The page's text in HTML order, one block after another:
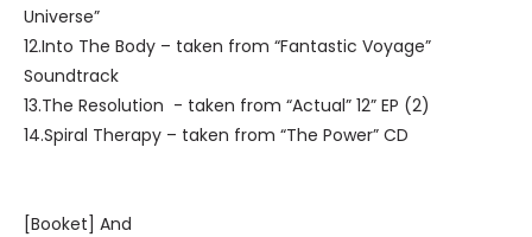
Universe”
12.Into The Body – taken from “Fantastic Voyage”
Soundtrack
13.The Resolution - taken from “Actual” 12” EP (2)
14.Spiral Therapy – taken from “The Power” CD
[Booket] And